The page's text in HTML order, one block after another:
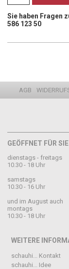
Sie haben Fragen
586 123 50
AGB
GEÖFFNET FÜR SIE
dienstags - freitags
10.30 - 18 Uhr
samstags
10.30 - 16 Uhr
und im August auch
montags
10.30 - 18 Uhr
WEITERE
schauhi... Kontakt
schauhi... Idee